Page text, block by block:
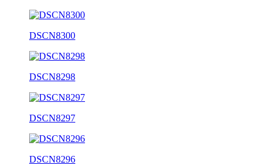
DSCN8300
DSCN8298
DSCN8297
DSCN8296